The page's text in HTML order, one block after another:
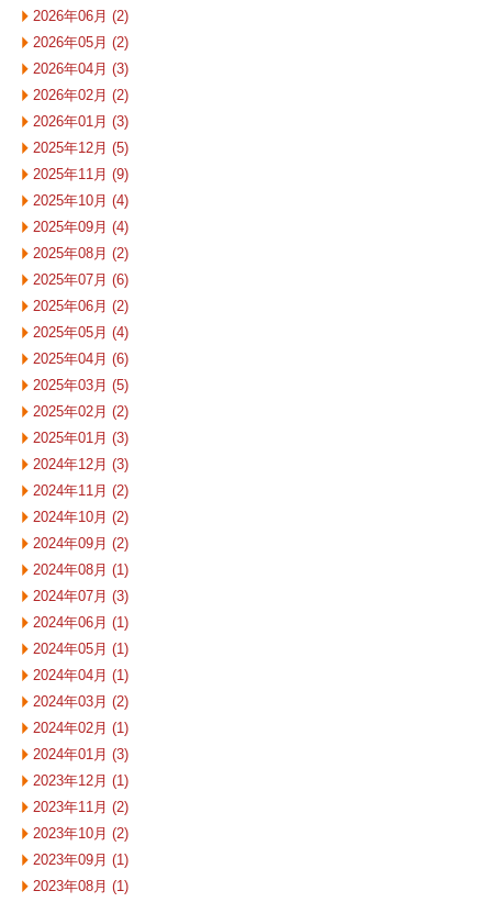
2026年06月 (2)
2026年05月 (2)
2026年04月 (3)
2026年02月 (2)
2026年01月 (3)
2025年12月 (5)
2025年11月 (9)
2025年10月 (4)
2025年09月 (4)
2025年08月 (2)
2025年07月 (6)
2025年06月 (2)
2025年05月 (4)
2025年04月 (6)
2025年03月 (5)
2025年02月 (2)
2025年01月 (3)
2024年12月 (3)
2024年11月 (2)
2024年10月 (2)
2024年09月 (2)
2024年08月 (1)
2024年07月 (3)
2024年06月 (1)
2024年05月 (1)
2024年04月 (1)
2024年03月 (2)
2024年02月 (1)
2024年01月 (3)
2023年12月 (1)
2023年11月 (2)
2023年10月 (2)
2023年09月 (1)
2023年08月 (1)